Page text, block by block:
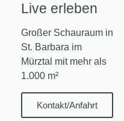
Live erleben
Großer Schauraum in
St. Barbara im
Mürztal mit mehr als
1.000 m²
Kontakt/Anfahrt